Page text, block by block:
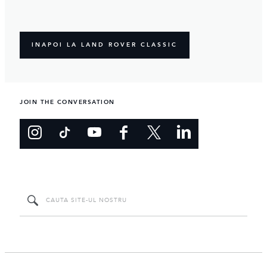
INAPOI LA LAND ROVER CLASSIC
JOIN THE CONVERSATION